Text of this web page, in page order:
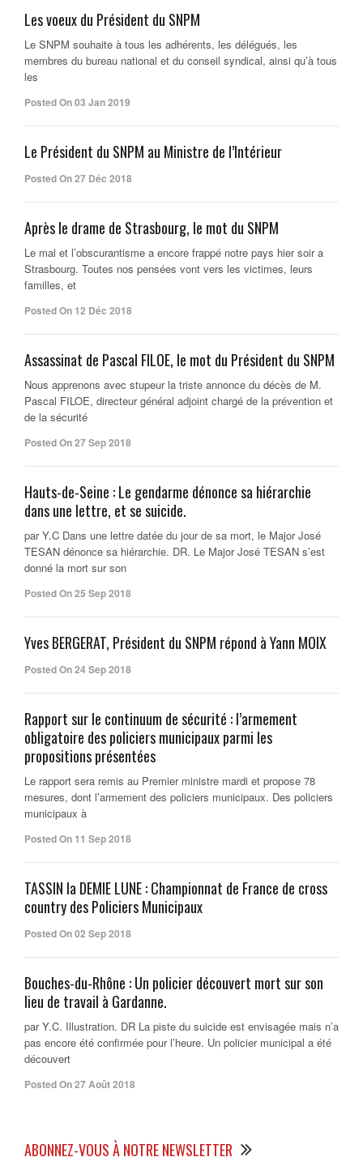
Les voeux du Président du SNPM
Le SNPM souhaite à tous les adhérents, les délégués, les
membres du bureau national et du conseil syndical, ainsi qu’à tous
les
Posted On 03 Jan 2019
Le Président du SNPM au Ministre de l’Intérieur
Posted On 27 Déc 2018
Après le drame de Strasbourg, le mot du SNPM
Le mal et l’obscurantisme a encore frappé notre pays hier soir a
Strasbourg. Toutes nos pensées vont vers les victimes, leurs
familles, et
Posted On 12 Déc 2018
Assassinat de Pascal FILOE, le mot du Président du SNPM
Nous apprenons avec stupeur la triste annonce du décès de M.
Pascal FILOE, directeur général adjoint chargé de la prévention et
de la sécurité
Posted On 27 Sep 2018
Hauts-de-Seine : Le gendarme dénonce sa hiérarchie
dans une lettre, et se suicide.
par Y.C Dans une lettre datée du jour de sa mort, le Major José
TESAN dénonce sa hiérarchie. DR. Le Major José TESAN s’est
donné la mort sur son
Posted On 25 Sep 2018
Yves BERGERAT, Président du SNPM répond à Yann MOIX
Posted On 24 Sep 2018
Rapport sur le continuum de sécurité : l’armement
obligatoire des policiers municipaux parmi les
propositions présentées
Le rapport sera remis au Premier ministre mardi et propose 78
mesures, dont l’armement des policiers municipaux. Des policiers
municipaux à
Posted On 11 Sep 2018
TASSIN la DEMIE LUNE : Championnat de France de cross
country des Policiers Municipaux
Posted On 02 Sep 2018
Bouches-du-Rhône : Un policier découvert mort sur son
lieu de travail à Gardanne.
par Y.C. Illustration. DR La piste du suicide est envisagée mais n’a
pas encore été confirmée pour l’heure. Un policier municipal a été
découvert
Posted On 27 Août 2018
ABONNEZ-VOUS À NOTRE NEWSLETTER